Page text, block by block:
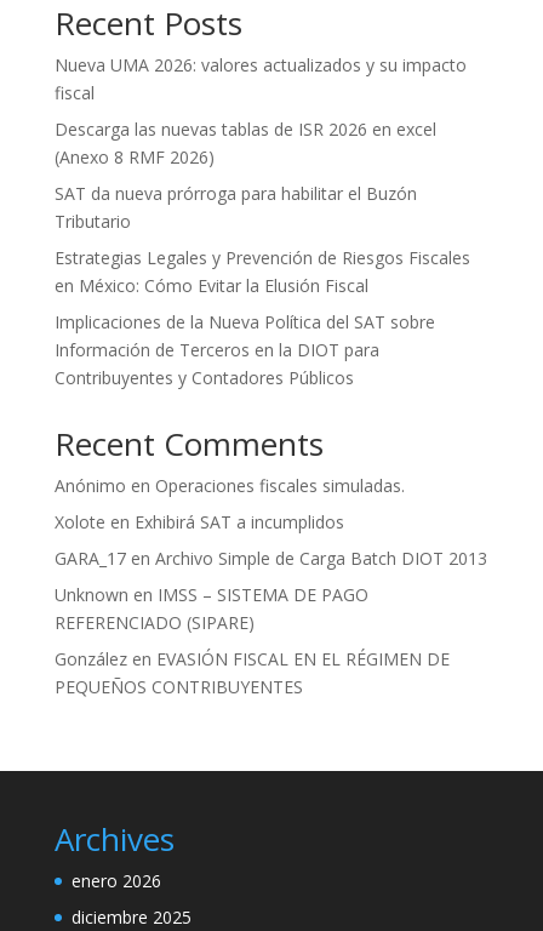
Recent Posts
Nueva UMA 2026: valores actualizados y su impacto
fiscal
Descarga las nuevas tablas de ISR 2026 en excel
(Anexo 8 RMF 2026)
SAT da nueva prórroga para habilitar el Buzón
Tributario
Estrategias Legales y Prevención de Riesgos Fiscales
en México: Cómo Evitar la Elusión Fiscal
Implicaciones de la Nueva Política del SAT sobre
Información de Terceros en la DIOT para
Contribuyentes y Contadores Públicos
Recent Comments
Anónimo en Operaciones fiscales simuladas.
Xolote en Exhibirá SAT a incumplidos
GARA_17en Archivo Simple de Carga Batch DIOT 2013
Unknown en IMSS – SISTEMA DE PAGO
REFERENCIADO (SIPARE)
Gonzálezen EVASIÓN FISCAL EN EL RÉGIMEN DE
PEQUEÑOS CONTRIBUYENTES
Archives
enero 2026
diciembre 2025